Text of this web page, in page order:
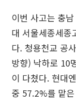
이번 사고는 충
대 서울세종세종
다. 청용천교 공
방향) 낙하로 10
이 다쳤다. 현대
중 57.2%를 맡